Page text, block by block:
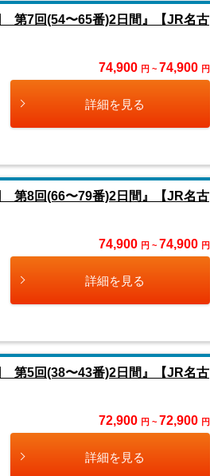
7回(54〜65番)2日間』【JR名古
74,900 円 ~ 74,900 円
詳細を見る
8回(66〜79番)2日間』【JR名古
74,900 円 ~ 74,900 円
詳細を見る
5回(38〜43番)2日間』【JR名古
72,900 円 ~ 72,900 円
詳細を見る